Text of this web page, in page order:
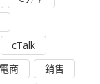
cTalk
電商
銷售